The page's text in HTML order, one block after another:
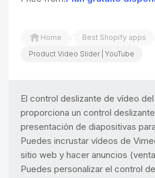
Home / Best Shopify apps
Product Video Slider | YouTube
El control deslizante de vídeo
proporciona un control
presentación de diapositivas
Puedes incrustar vídeos de
sitio web y hacer anuncios
Puedes personalizar el control